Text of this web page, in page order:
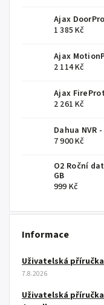
Ajax
1 385 Kč
Ajax
2 114 Kč
Ajax
2 261 Kč
Dahua NVR
7 900 Kč
O2 Roční
GB
999 Kč
Informace
Uživatelská příručka
7.8.2026
Uživatelská